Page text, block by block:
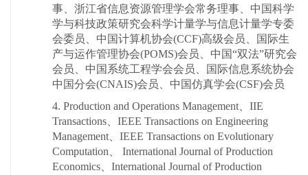
事、浙江省信息资源管理学会常务理事、中国科学
学与科技政策研究会科学计量学与信息计量学专委
会委员、中国计算机协会(CCF)高级会员、国际生
产与运作管理协会(POMS)会员、中国“双法”研究会
会员、中国系统工程学会会员、国际信息系统协会
中国分会(CNAIS)会员、中国仿真学会(CSF)会员
4. Production and Operations Management、 IIE
Transactions、 IEEE Transactions on Engineering
Management、IEEE Transactions on Evolutionary
Computation、 International Journal of Production
Economics、International Journal of Production